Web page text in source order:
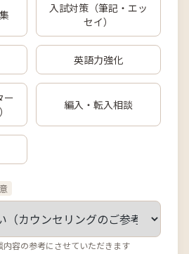
入試対策（筆記・エッ
セイ）
英語力強化
ー
編入・転入相談
容の参考にさせていただきます